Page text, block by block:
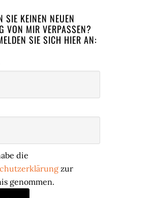
SIE KEINEN NEUEN
VON MIR VERPASSEN?
SIE SICH HIER AN:
die
zur
genommen.